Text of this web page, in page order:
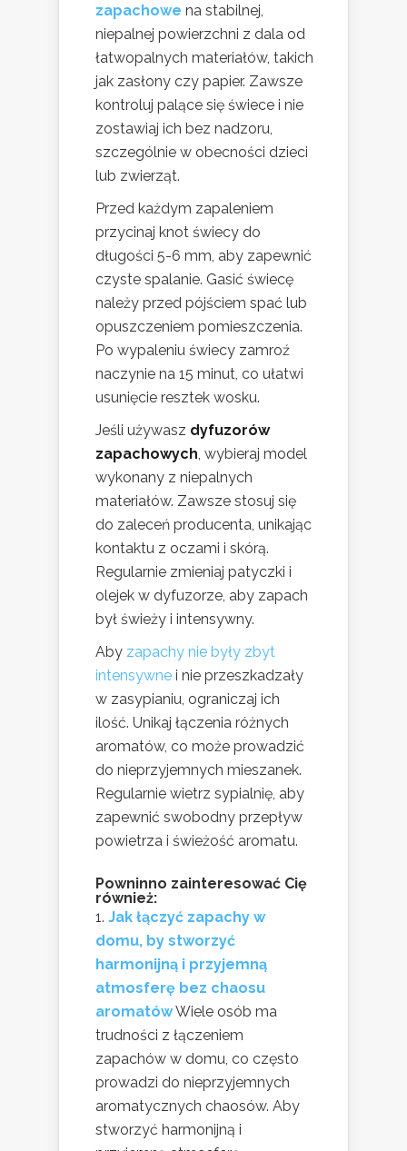
zapachowe na stabilnej,
niepalnej powierzchni z dala od
łatwopalnych materiałów, takich
jak zasłony czy papier. Zawsze
kontroluj palące się świece i nie
zostawiaj ich bez nadzoru,
szczególnie w obecności dzieci
lub zwierząt.
Przed każdym zapaleniem
przycinaj knot świecy do
długości 5-6 mm, aby zapewnić
czyste spalanie. Gasić świecę
należy przed pójściem spać lub
opuszczeniem pomieszczenia.
Po wypaleniu świecy zamroź
naczynie na 15 minut, co ułatwi
usunięcie resztek wosku.
Jeśli używasz dyfuzorów
zapachowych, wybieraj model
wykonany z niepalnych
materiałów. Zawsze stosuj się
do zaleceń producenta, unikając
kontaktu z oczami i skórą.
Regularnie zmieniaj patyczki i
olejek w dyfuzorze, aby zapach
był świeży i intensywny.
Aby zapachy nie były zbyt
intensywne i nie przeszkadzały
w zasypianiu, ograniczaj ich
ilość. Unikaj łączenia różnych
aromatów, co może prowadzić
do nieprzyjemnych mieszanek.
Regularnie wietrz sypialnię, aby
zapewnić swobodny przepływ
powietrza i świeżość aromatu.
Powninno zainteresować Cię
również:
Jak łączyć zapachy w
domu, by stworzyć
harmonijną i przyjemną
atmosferę bez chaosu
aromatówWiele osób ma
trudności z łączeniem
zapachów w domu, co często
prowadzi do nieprzyjemnych
aromatycznych chaosów. Aby
stworzyć harmonijną i